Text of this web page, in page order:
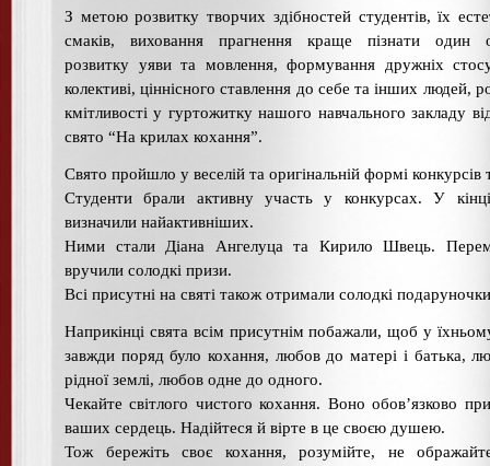
З метою розвитку творчих здібностей студентів, їх
смаків, виховання прагнення краще пізнати один
розвитку уяви та мовлення, формування дружніх
колективі, ціннісного ставлення до себе та інших людей,
кмітливості у гуртожитку нашого навчального закладу
свято “На крилах кохання”.
Свято пройшло у веселій та оригінальній формі конкурсів
Студенти брали активну участь у конкурсах. У
визначили найактивніших.
Ними стали Діана Ангелуца та Кирило Швець.
вручили солодкі призи.
Всі присутні на святі також отримали солодкі
Наприкінці свята всім присутнім побажали, щоб у
завжди поряд було кохання, любов до матері і батька,
рідної землі, любов одне до одного.
Чекайте світлого чистого кохання. Воно обов’язково
ваших сердець. Надійтеся й вірте в це своєю душею.
Тож бережіть своє кохання, розумійте, не